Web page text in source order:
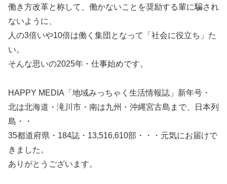
働き方改革と称して、働かないことを奨励する輩に騙され
ないように、
人の3倍いや10倍は働く集団となって「社会に役立ち」た
い。
そんな思いの2025年・仕事始めです。
HAPPY MEDIA「地域みっちゃく生活情報誌」新年号・
北は北海道・滝川市・南は九州・沖縄宮古島まで、日本列
島・・
35都道府県・184誌・13,516,610部・・・元気にお届けで
きました。
ありがとうございます。